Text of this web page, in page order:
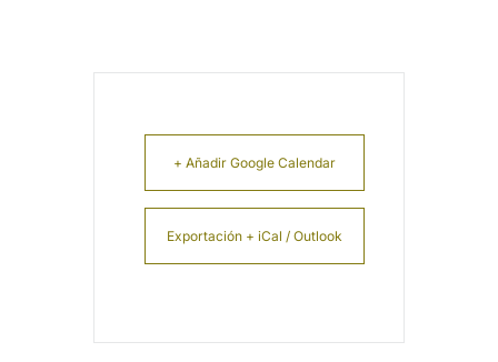
+ Añadir Google Calendar
Exportación + iCal / Outlook